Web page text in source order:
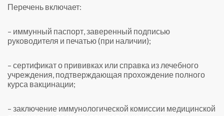
Перечень включает:
– иммунный паспорт, заверенный подписью
руководителя и печатью (при наличии);
– сертификат о прививках или справка из лечебного
учреждения, подтверждающая прохождение полного
курса вакцинации;
– заключение иммунологической комиссии медицинской